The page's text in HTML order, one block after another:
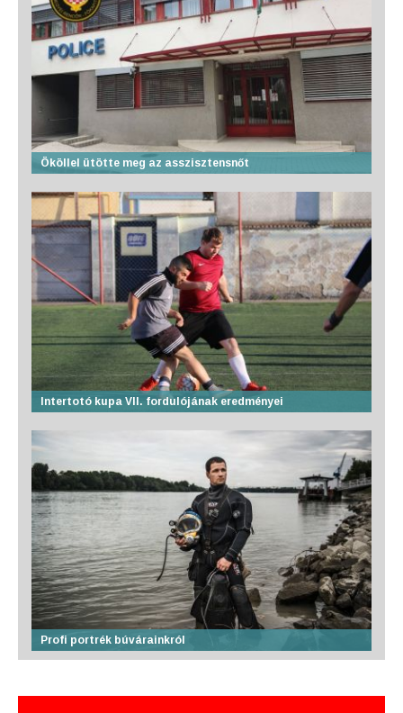
Ököllel ütötte meg az asszisztensnőt
Intertotó kupa VII. fordulójának eredményei
Profi portrék búvárainkról